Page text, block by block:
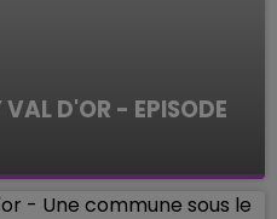
D'OR - EPISODE